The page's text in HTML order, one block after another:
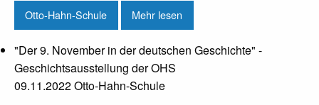
Otto-Hahn-Schule Mehr lesen
"Der 9. November in der deutschen Geschichte" -
Geschichtsausstellung der OHS
09.11.2022 Otto-Hahn-Schule